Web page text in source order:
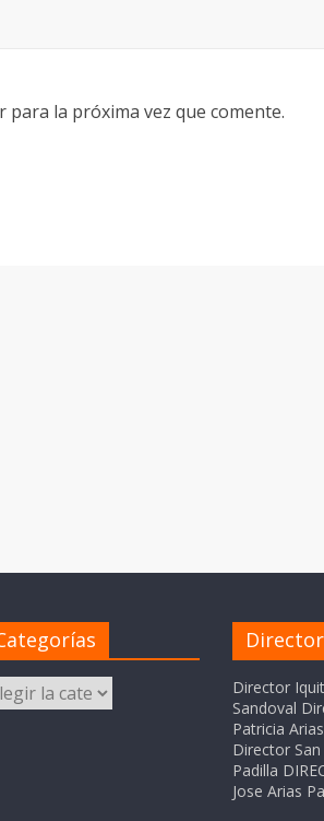
la próxima vez que comente.
Director
Sandoval
Patricia
Director
Padilla
Jose Arias